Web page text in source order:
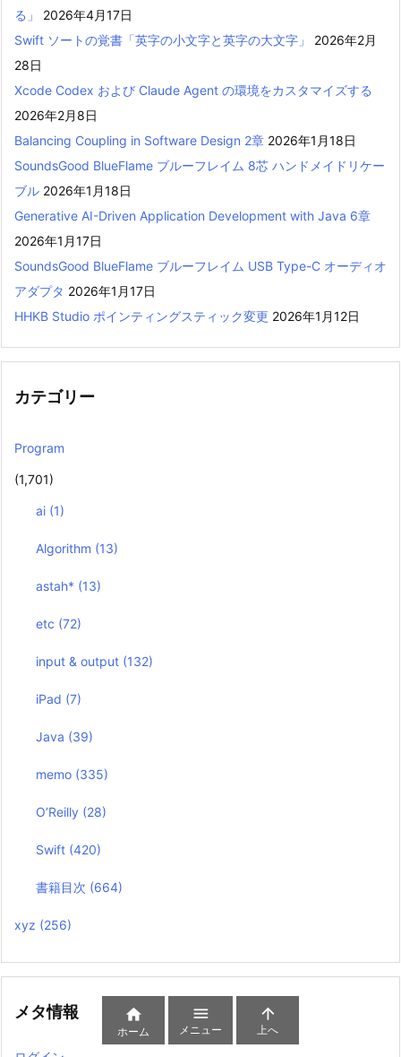
る」
2026年4月17日
Swift ソートの覚書「英字の小文字と英字の大文字」
2026年2月
28日
Xcode Codex および Claude Agent の環境をカスタマイズする
2026年2月8日
Balancing Coupling in Software Design 2章 2026年1月18日
SoundsGood BlueFlame ブルーフレイム 8芯 ハンドメイドリケー
ブル 2026年1月18日
Generative AI-Driven Application Development with Java 6章
2026年1月17日
SoundsGood BlueFlame ブルーフレイム USB Type-C オーディオ
アダプタ 2026年1月17日
HHKB Studio ポインティングスティック変更 2026年1月12日
カテゴリー
Program
(1,701)
ai (1)
Algorithm (13)
astah* (13)
etc (72)
input & output (132)
iPad (7)
Java (39)
memo (335)
O’Reilly (28)
Swift (420)
書籍目次 (664)
xyz (256)
メタ情報 
ホーム

メニュー

上へ